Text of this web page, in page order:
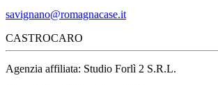
savignano@romagnacase.it
CASTROCARO
Agenzia affiliata: Studio Forlì 2 S.R.L.